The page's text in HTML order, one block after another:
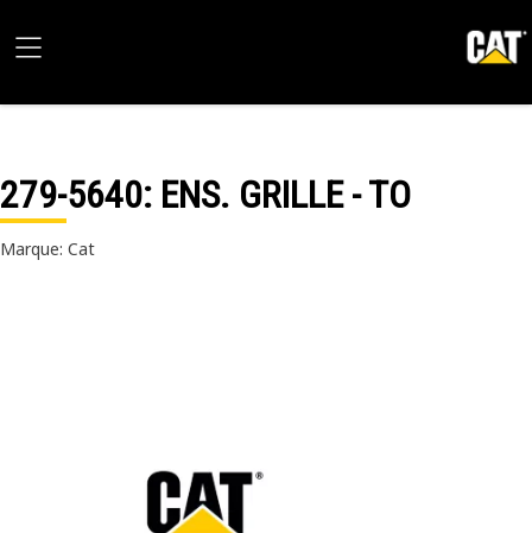
279-5640: ENS. GRILLE - TO
Marque: Cat